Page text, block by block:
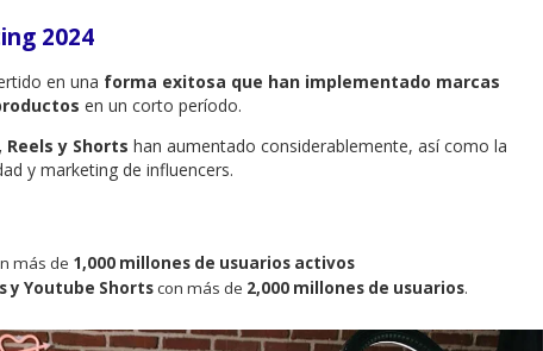
2024
en una forma exitosa que han implementado marcas
en un corto período.
y Shorts han aumentado considerablemente, así como la
y marketing de influencers.
más de 1,000 millones de usuarios activos
y Youtube Shortscon más de 2,000 millones de usuarios.